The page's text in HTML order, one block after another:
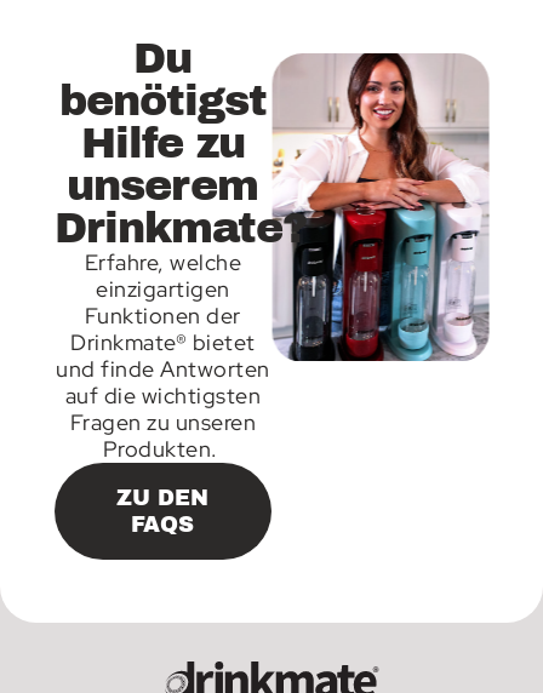
Du
benötigst
Hilfe zu
unserem
Drinkmate?
Erfahre, welche
einzigartigen
Funktionen der
Drinkmate® bietet
und finde Antworten
auf die wichtigsten
Fragen zu unseren
Produkten.
ZU DEN
FAQS